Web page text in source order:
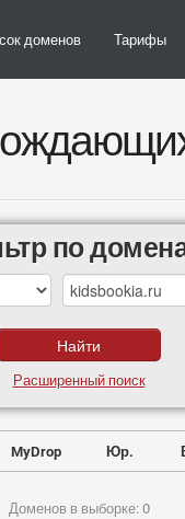
доменов Тарифы
по
Расширенный поиск
MyDrop Юр.
Доменов в выборке: 0